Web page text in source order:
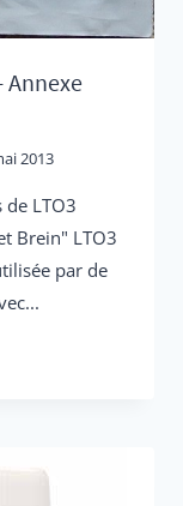
Annexe
2013
LTO3
Brein" LTO3
par de